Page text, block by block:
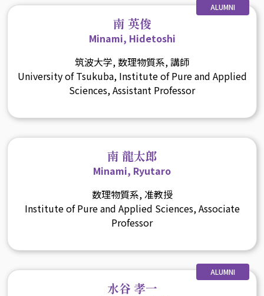
ALUMNI
南 英俊
Minami, Hidetoshi
筑波大学, 数理物質系, 講師
University of Tsukuba, Institute of Pure and Applied
Sciences, Assistant Professor
南 龍太郎
Minami, Ryutaro
数理物質系, 准教授
Institute of Pure and Applied Sciences, Associate
Professor
ALUMNI
水谷 孝一